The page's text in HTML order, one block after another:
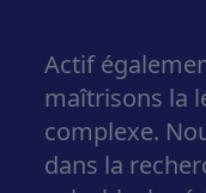
Actif
maîtrisons la
complexe.
dans la